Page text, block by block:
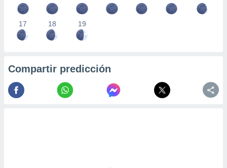
17 18 19
Compartir predicción